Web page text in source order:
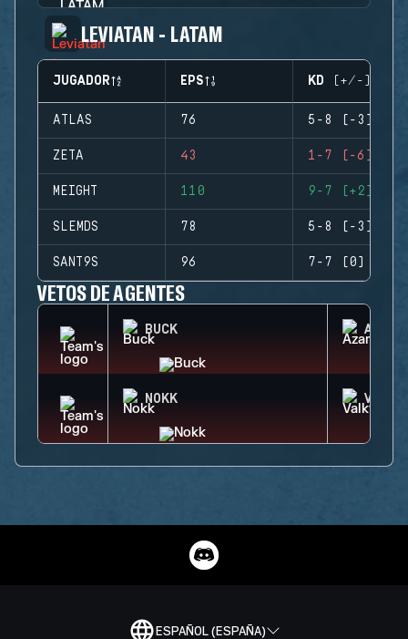
LEVIATAN - LATAM
JUGADOR EPS KD (+/-)
ATLAS 76 5-8 (-3)
ZETA 43 1-7 (-6)
MEIGHT 110 9-7 (+2)
SLEMDS 78 5-8 (-3)
SANT9S 96 7-7 (0)
VETOS DE AGENTES
BUCK AZAMI
NOKK
ESPAÑOL (ESPAÑA)